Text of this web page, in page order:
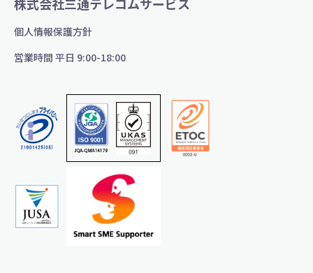
個人情報保護方針
営業時間 平日 9:00-18:00